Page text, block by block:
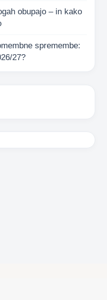
obupajo – in kako
spremembe:
27?